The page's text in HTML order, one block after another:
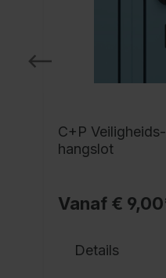
C+P
hangslot
Vanaf €
Details